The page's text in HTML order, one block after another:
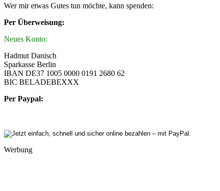
Wer mir etwas Gutes tun möchte, kann spenden:
Per Überweisung:
Neues Konto:
Hadmut Danisch
Sparkasse Berlin
IBAN DE37 1005 0000 0191 2680 62
BIC BELADEBEXXX
Per Paypal:
Werbung